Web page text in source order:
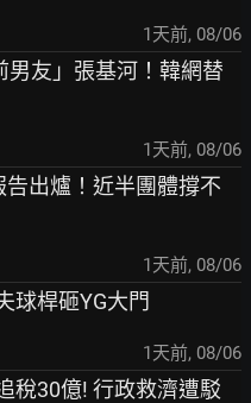
1天前, 08/06
男友」張基河！韓網替
1天前, 08/06
告出爐！近半團體撐不
1天前, 08/06
球桿砸YG大門
1天前, 08/06
稅30億! 行政救濟遭駁